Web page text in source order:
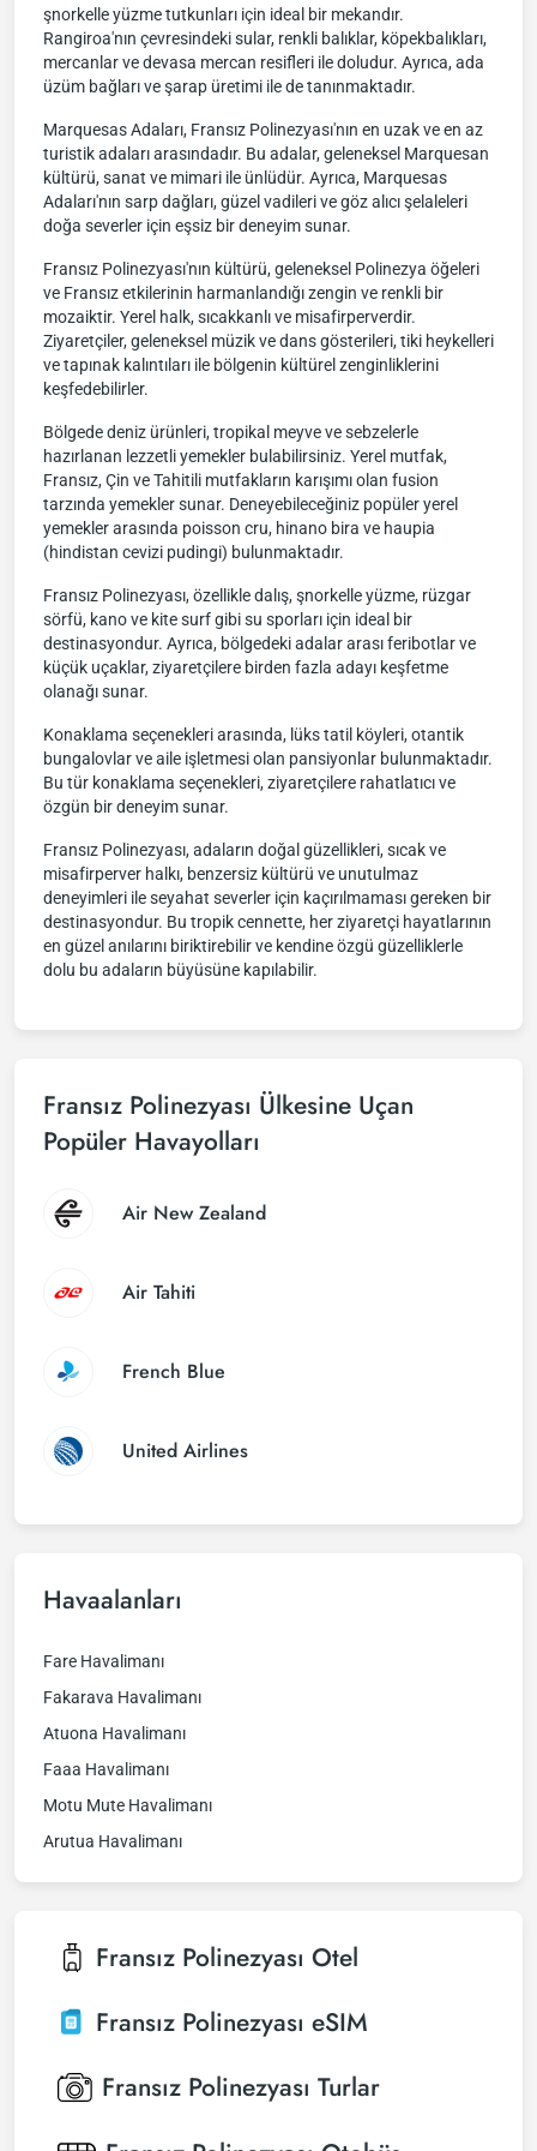
şnorkelle yüzme tutkunları için ideal bir mekandır.
Rangiroa'nın çevresindeki sular, renkli balıklar, köpekbalıkları,
mercanlar ve devasa mercan resifleri ile doludur. Ayrıca, ada
üzüm bağları ve şarap üretimi ile de tanınmaktadır.
Marquesas Adaları, Fransız Polinezyası'nın en uzak ve en az
turistik adaları arasındadır. Bu adalar, geleneksel Marquesan
kültürü, sanat ve mimari ile ünlüdür. Ayrıca, Marquesas
Adaları'nın sarp dağları, güzel vadileri ve göz alıcı şelaleleri
doğa severler için eşsiz bir deneyim sunar.
Fransız Polinezyası'nın kültürü, geleneksel Polinezya öğeleri
ve Fransız etkilerinin harmanlandığı zengin ve renkli bir
mozaiktir. Yerel halk, sıcakkanlı ve misafirperverdir.
Ziyaretçiler, geleneksel müzik ve dans gösterileri, tiki heykelleri
ve tapınak kalıntıları ile bölgenin kültürel zenginliklerini
keşfedebilirler.
Bölgede deniz ürünleri, tropikal meyve ve sebzelerle
hazırlanan lezzetli yemekler bulabilirsiniz. Yerel mutfak,
Fransız, Çin ve Tahitili mutfakların karışımı olan fusion
tarzında yemekler sunar. Deneyebileceğiniz popüler yerel
yemekler arasında poisson cru, hinano bira ve haupia
(hindistan cevizi pudingi) bulunmaktadır.
Fransız Polinezyası, özellikle dalış, şnorkelle yüzme, rüzgar
sörfü, kano ve kite surf gibi su sporları için ideal bir
destinasyondur. Ayrıca, bölgedeki adalar arası feribotlar ve
küçük uçaklar, ziyaretçilere birden fazla adayı keşfetme
olanağı sunar.
Konaklama seçenekleri arasında, lüks tatil köyleri, otantik
bungalovlar ve aile işletmesi olan pansiyonlar bulunmaktadır.
Bu tür konaklama seçenekleri, ziyaretçilere rahatlatıcı ve
özgün bir deneyim sunar.
Fransız Polinezyası, adaların doğal güzellikleri, sıcak ve
misafirperver halkı, benzersiz kültürü ve unutulmaz
deneyimleri ile seyahat severler için kaçırılmaması gereken bir
destinasyondur. Bu tropik cennette, her ziyaretçi hayatlarının
en güzel anılarını biriktirebilir ve kendine özgü güzelliklerle
dolu bu adaların büyüsüne kapılabilir.
Fransız Polinezyası Ülkesine Uçan
Popüler Havayolları
Air New Zealand
Air Tahiti
French Blue
United Airlines
Havaalanları
Fare Havalimanı
Fakarava Havalimanı
Atuona Havalimanı
Faaa Havalimanı
Motu Mute Havalimanı
Arutua Havalimanı
Fransız Polinezyası Otel
Fransız Polinezyası eSIM
Fransız Polinezyası Turlar